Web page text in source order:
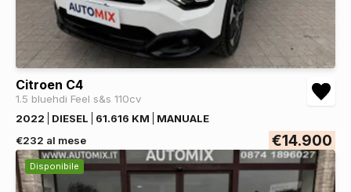
Citroen C4
1.5 bluehdi Feel s&s 110cv
2022
DIESEL 61.616 KM
MANUALE
€232 al mese
€14.900
Disponibile